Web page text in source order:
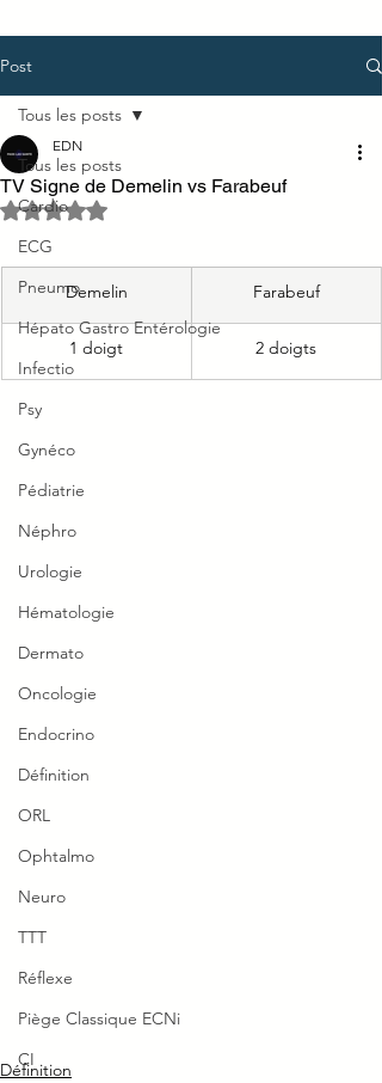
Post
Tous les posts
Cardio
ECG
Pneumo
Hépato Gastro Entérologie
Infectio
Psy
Gynéco
Pédiatrie
Néphro
Urologie
Hématologie
Dermato
Oncologie
Endocrino
Définition
ORL
Ophtalmo
Neuro
TTT
Réflexe
Piège Classique ECNi
CI
Tous les posts
TV Signe de Demelin vs Farabeuf
EDN
Noté NaN étoiles sur 5.
Demelin Farabeuf
1 doigt 2 doigts
Définition